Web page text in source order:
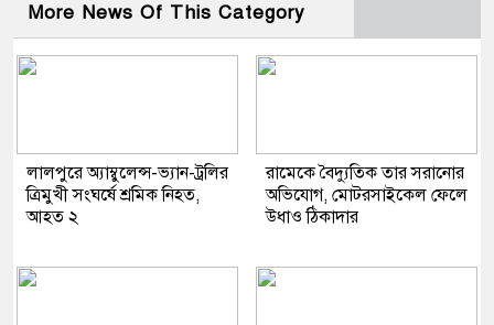
More News Of This Category
লালপুরে অ্যাম্বুলেন্স-ভ্যান-ট্রলির
ত্রিমুখী সংঘর্ষে শ্রমিক নিহত,
আহত ২
রামেকে বৈদ্যুতিক তার সরানোর
অভিযোগ, মোটরসাইকেল ফেলে
উধাও ঠিকাদার